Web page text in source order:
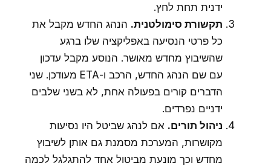
ידנית תחת לחץ.
תקשורת סימולטנית. הנהג החדש מקבל את
כל פרטי הנסיעה באפליקציה שלו ברגע
שהשיבוץ מחדש מאושר. הנוסע מקבל עדכון
עם שם הנהג החדש, הרכב ו-ETA מעודכן. שני
הדברים קורים בפעולה אחת, לא בשני שלבים
ידניים נפרדים.
ניהול תורים. אם לנהג שביטל היו נסיעות
מקושרות, המערכת מסמנת גם אותן לשיבוץ
מחדש וכך מונעת מביטול אחד להתגלגל לכמה